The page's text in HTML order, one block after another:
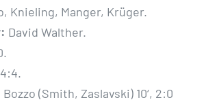
Knieling, Manger, Krüger.
David Walther.
4:4.
Bozzo (Smith, Zaslavski) 10‘, 2:0